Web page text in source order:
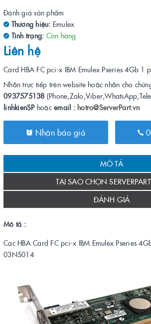
Đánh giá sản phẩm
Thương hiệu: Emulex
Tình trạng: Còn hàng
Liên hệ
Card HBA FC pci-x IBM Emulex Pseries 4Gb 1
Nhắn trực tiếp trên website hoặc nhắn cho
0937575138
linhkienSPhoặc email : hotro@ServerPart.vn
Nhận báo giá
MÔ TẢ
TẠI SAO CHỌN
ĐÁNH GIÁ
Mô tả :
Cạc HBA Card FC pci-x IBM Emulex Pseries
03N5014